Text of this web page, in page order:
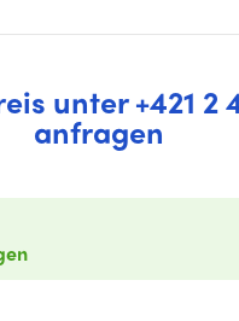
unter +421 2
anfragen